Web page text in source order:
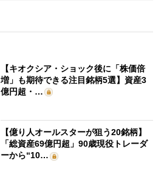
【キオクシア・ショック後に「株価倍
増」も期待できる注目銘柄5選】資産3
億円超・…
【億り人オールスターが狙う20銘柄】
「総資産69億円超」90歳現役トレーダ
ーから“10…